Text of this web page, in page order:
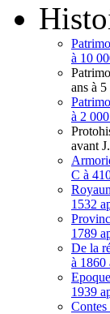
Hist
à 10
ans à
à 2
avant
C à
1532
1789
De la
à 1860
1939
Contes